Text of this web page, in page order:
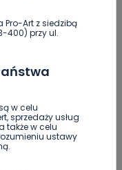
Pro-Art z siedzibą
400) przy ul.
w celu
sprzedaży usług
także w celu
ustawy